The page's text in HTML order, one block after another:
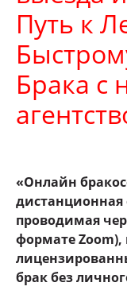
Путь к
Брака с
«Онлайн
дистанционная
проводимая
формате Zoom),
брак без